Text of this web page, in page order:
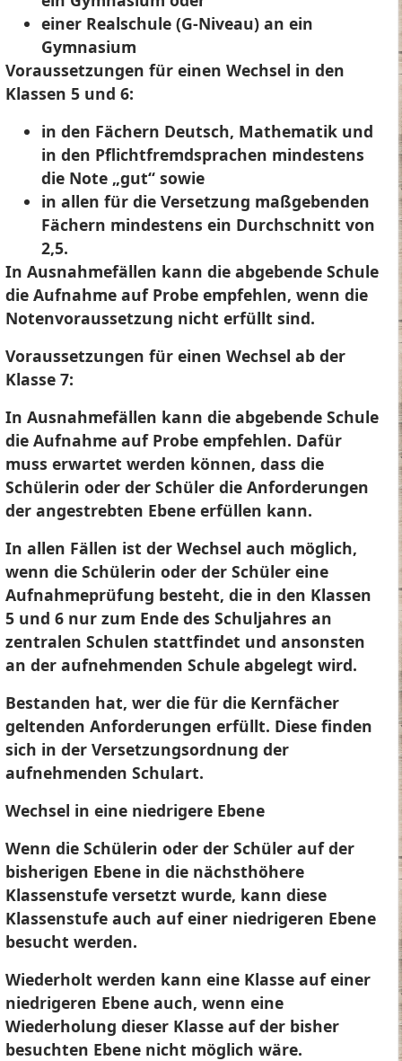
einer Realschule (G-Niveau) an ein
Gymnasium
Voraussetzungen für einen Wechsel in den
Klassen 5 und 6:
in den Fächern Deutsch, Mathematik und
in den Pflichtfremdsprachen mindestens
die Note „gut“ sowie
in allen für die Versetzung maßgebenden
Fächern mindestens ein Durchschnitt von
2,5.
In Ausnahmefällen kann die abgebende Schule
die Aufnahme auf Probe empfehlen, wenn die
Notenvoraussetzung nicht erfüllt sind.
Voraussetzungen für einen Wechsel ab der
Klasse 7:
In Ausnahmefällen kann die abgebende Schule
die Aufnahme auf Probe empfehlen. Dafür
muss erwartet werden können, dass die
Schülerin oder der Schüler die Anforderungen
der angestrebten Ebene erfüllen kann.
In allen Fällen ist der Wechsel auch möglich,
wenn die Schülerin oder der Schüler eine
Aufnahmeprüfung besteht, die in den Klassen
5 und 6 nur zum Ende des Schuljahres an
zentralen Schulen stattfindet und ansonsten
an der aufnehmenden Schule abgelegt wird.
Bestanden hat, wer die für die Kernfächer
geltenden Anforderungen erfüllt. Diese finden
sich in der Versetzungsordnung der
aufnehmenden Schulart.
Wechsel in eine niedrigere Ebene
Wenn die Schülerin oder der Schüler auf der
bisherigen Ebene in die nächsthöhere
Klassenstufe versetzt wurde, kann diese
Klassenstufe auch auf einer niedrigeren Ebene
besucht werden.
Wiederholt werden kann eine Klasse auf einer
niedrigeren Ebene auch, wenn eine
Wiederholung dieser Klasse auf der bisher
besuchten Ebene nicht möglich wäre.